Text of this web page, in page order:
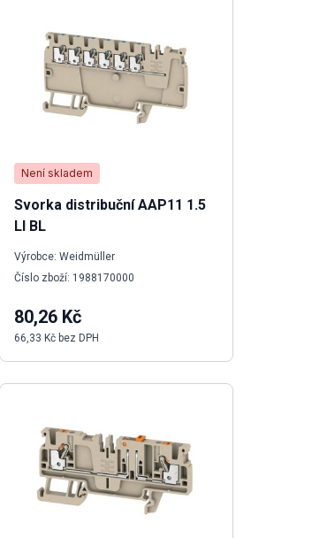
Není skladem
Svorka distribuční AAP11 1.5
LI BL
Výrobce: Weidmüller
Číslo zboží: 1988170000
80,26 Kč
66,33 Kč bez DPH